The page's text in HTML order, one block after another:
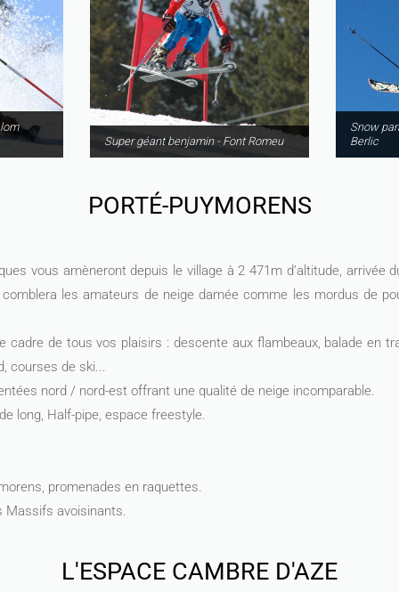
Super géant benjamin - Font Romeu
Snow
Berlic
PORTÉ-PUYMORENS
vous amèneront depuis le village à 2 471m d’altitude, arrivée
les amateurs de neige damée comme les mordus de
cadre de tous vos plaisirs : descente aux flambeaux, balade en
courses de ski...
nord / nord-est offrant une qualité de neige incomparable.
long, Half-pipe, espace freestyle.
promenades en raquettes.
Massifs avoisinants.
L'ESPACE CAMBRE D'AZE